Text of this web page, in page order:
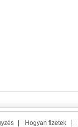
Hogyan fizetek